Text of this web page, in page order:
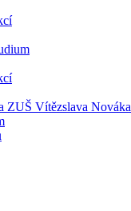
ZUŠ Vítězslava Nováka